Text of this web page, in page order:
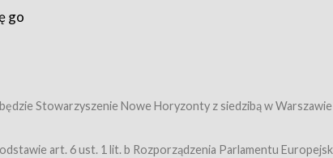
i uprawniające do wzięcia udziału w Wydarzeniu,
i uprawniające do wzięcia udziału w Wydarzeniu,
do uczestnictwa w wielu albo w pojedynczych seansach
go
Stowarzyszenie Nowe Horyzonty z siedzibą w
art. 6 ust. 1 lit. b Rozporządzenia Parlamentu